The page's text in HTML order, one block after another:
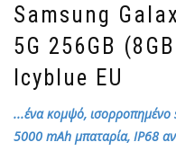
Samsung
5G 256GB
Icyblue EU
...ένα κομψό,
5000 mAh μπαταρία, IP68